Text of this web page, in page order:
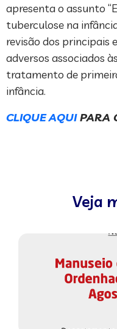
apresenta o assunto
tuberculose na
revisão dos principais
adversos associados
tratamento de
infância.
CLIQUE AQUIPARA
Veja